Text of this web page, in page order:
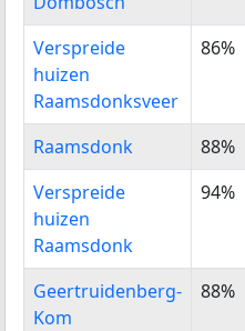
Verspreide
huizen
Raamsdonksveer
86%
Raamsdonk 88%
Verspreide
huizen
Raamsdonk
94%
Geertruidenberg-
Kom
88%